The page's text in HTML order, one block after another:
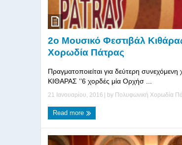
2o Μουσικό Φεστιβάλ
Χορωδία Πάτρας
Πραγματοποιείται για δεύτερη
ΚΙΘΑΡΑΣ ‘’6 χορδές μία Ορχήσ ...
21 Ιανουαρίου, 2016 | by Πολυφωνική Χορωδία
Read more